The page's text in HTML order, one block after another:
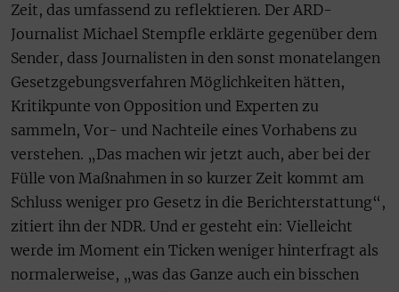
Zeit, das umfassend zu reflektieren. Der ARD-
Journalist Michael Stempfle erklärte gegenüber dem
Sender, dass Journalisten in den sonst monatelangen
Gesetzgebungsverfahren Möglichkeiten hätten,
Kritikpunte von Opposition und Experten zu
sammeln, Vor- und Nachteile eines Vorhabens zu
verstehen. „Das machen wir jetzt auch, aber bei der
Fülle von Maßnahmen in so kurzer Zeit kommt am
Schluss weniger pro Gesetz in die Berichterstattung“,
zitiert ihn der NDR. Und er gesteht ein: Vielleicht
werde im Moment ein Ticken weniger hinterfragt als
normalerweise, „was das Ganze auch ein bisschen